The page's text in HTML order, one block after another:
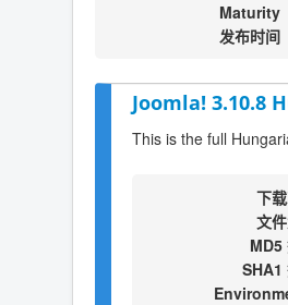
Maturity
发布时间
Joomla! 3.10.8
This is the full
下
文
MD5
SHA1